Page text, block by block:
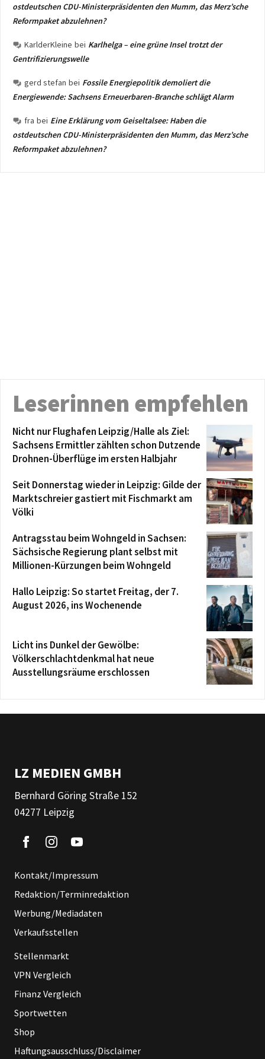
ostdeutschen CDU-Ministerpräsidenten den Mumm, das Merz’sche
Reformpaket abzulehnen?
KarlderKleine bei Karlhelga – eine grüne Insel trotzt der
Gentrifizierungswelle
gerd stefan bei Fossile Energiepolitik demoliert die
Energiewende: Sachsens Erneuerbaren-Branche schlägt Alarm
fra bei Eine Erklärung vom Geiseltalsee: Haben die
ostdeutschen CDU-Ministerpräsidenten den Mumm, das Merz’sche
Reformpaket abzulehnen?
Leserinnen empfehlen
Nicht nur Flughafen Leipzig/Halle als Ziel:
Sachsens Ermittler zählten schon Dutzende
Drohnen-Überflüge im ersten Halbjahr
Seit Donnerstag wieder in Leipzig: Gilde der
Marktschreier gastiert mit Fischmarkt am
Völki
Antragsstau beim Wohngeld in Sachsen:
Sächsische Regierung plant selbst mit
Millionen-Kürzungen beim Wohngeld
Hallo Leipzig: So startet Freitag, der 7.
August 2026, ins Wochenende
Licht ins Dunkel der Gewölbe:
Völkerschlachtdenkmal hat neue
Ausstellungsräume erschlossen
LZ MEDIEN GMBH
Bernhard Göring Straße 152
04277 Leipzig
Kontakt/Impressum
Redaktion/Terminredaktion
Werbung/Mediadaten
Verkaufsstellen
Stellenmarkt
VPN Vergleich
Finanz Vergleich
Sportwetten
Shop
Haftungsausschluss/Disclaimer